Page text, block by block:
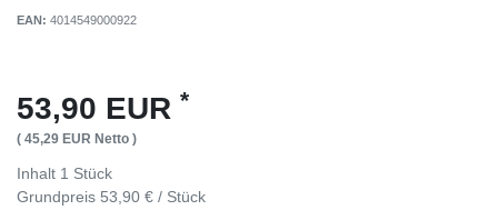
EAN: 4014549000922
53,90 EUR *
( 45,29 EUR Netto )
Inhalt 1 Stück
Grundpreis 53,90 € / Stück